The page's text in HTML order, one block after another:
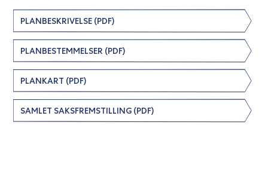
PLANBESKRIVELSE (PDF)
PLANBESTEMMELSER (PDF)
PLANKART (PDF)
SAMLET SAKSFREMSTILLING (PDF)